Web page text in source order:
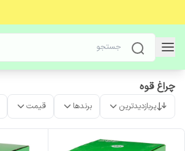
چراغ قوه
پربازدیدترین برندها قیمت